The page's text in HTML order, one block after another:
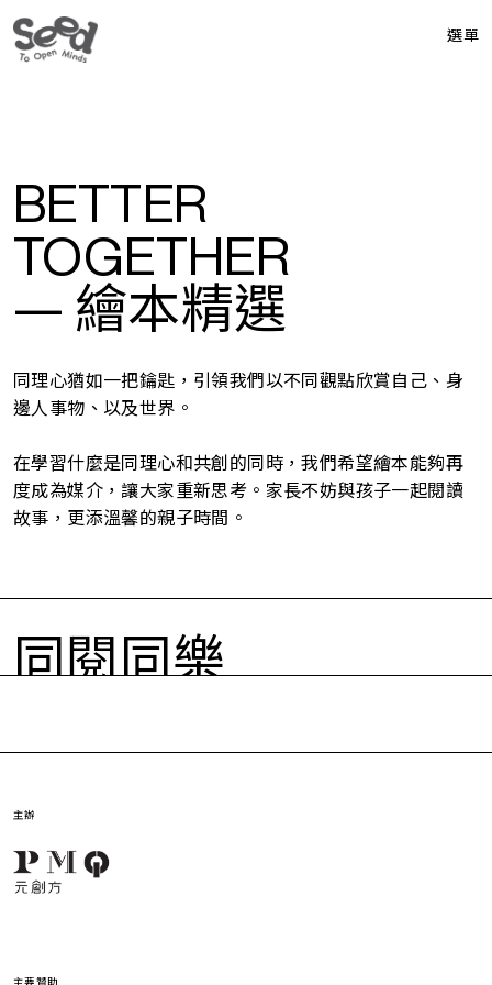
選單
BETTER
TOGETHER
— 繪本精選
同理心猶如一把鑰匙，引領我們以不同觀點欣賞自己、身
邊人事物、以及世界。
在學習什麼是同理心和共創的同時，我們希望繪本能夠再
度成為媒介，讓大家重新思考。家長不妨與孩子一起閱讀
故事，更添溫馨的親子時間。
同閱同樂
主辦
主要贊助